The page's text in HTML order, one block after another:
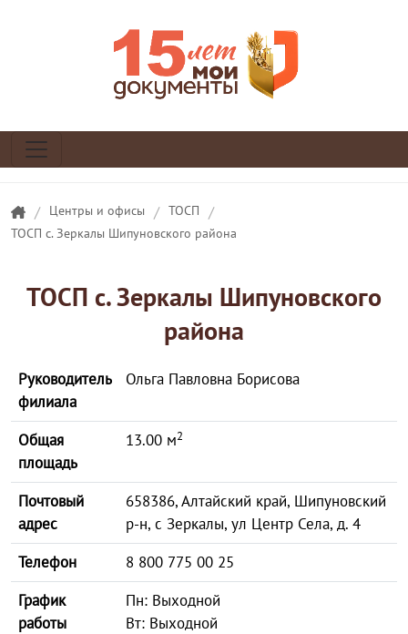
/ Центры и офисы / ТОСП /
ТОСП с. Зеркалы Шипуновского района
ТОСП с. Зеркалы Шипуновского
района
Руководитель
филиала
Ольга Павловна Борисова
Общая
площадь
13.00 м2
Почтовый
адрес
658386, Алтайский край, Шипуновский
р-н, с Зеркалы, ул Центр Села, д. 4
Телефон
8 800 775 00 25
График
работы
Пн: Выходной
Вт: Выходной